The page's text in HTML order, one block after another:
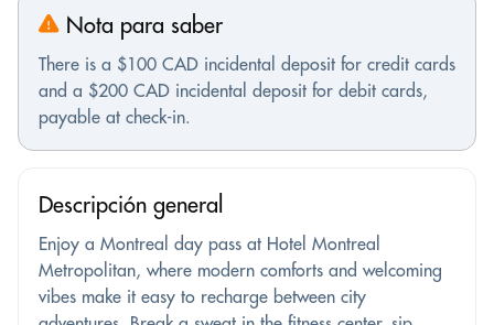
Nota para saber
There is a $100 CAD incidental deposit for credit cards
and a $200 CAD incidental deposit for debit cards,
payable at check-in.
Descripción general
Enjoy a Montreal day pass at Hotel Montreal
Metropolitan, where modern comforts and welcoming
vibes make it easy to recharge between city